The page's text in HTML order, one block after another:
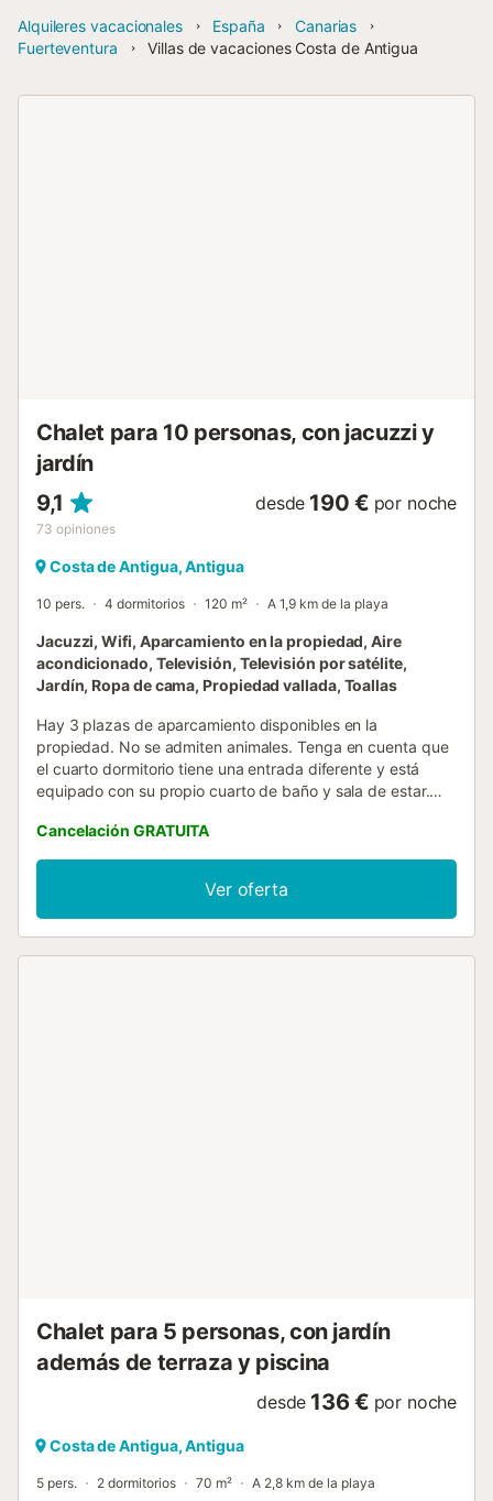
Alquileres vacacionales España
Canarias
Fuerteventura
Villas de vacaciones Costa de Antigua
Chalet para 10 personas, con jacuzzi y
jardín
9,1
73 opiniones
desde 190 € por noche
Costa de Antigua, Antigua
10 pers. 4 dormitorios 120 m² A 1,9 km de la playa
Jacuzzi, Wifi, Aparcamiento en la propiedad, Aire
acondicionado, Televisión, Televisión por satélite,
Jardín, Ropa de cama, Propiedad vallada, Toallas
Hay 3 plazas de aparcamiento disponibles en la
propiedad. No se admiten animales. Tenga en cuenta que
el cuarto dormitorio tiene una entrada diferente y está
equipado con su propio cuarto de baño y sala de estar.
solares. La villa se encuentra próxima al corredor aéreo del
aeropuerto, por lo que en determinadas franjas horarias de
la mañana puede percibirse el paso de aviones....
Cancelación GRATUITA
Ver oferta
Chalet para 5 personas, con jardín
además de terraza y piscina
desde 136 € por noche
Costa de Antigua, Antigua
5 pers. 2 dormitorios 70 m² A 2,8 km de la playa